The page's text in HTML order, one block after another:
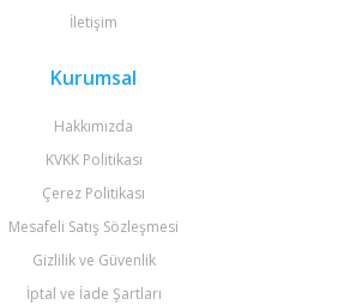
İletişim
Kurumsal
Hakkımızda
KVKK Politikası
Çerez Politikası
Mesafeli Satış Sözleşmesi
Gizlilik ve Güvenlik
İptal ve İade Şartları